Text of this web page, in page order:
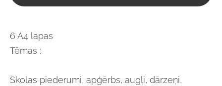
6 A4 lapas
Tēmas :
Skolas piederumi, apģērbs, augļi, dārzeņi,